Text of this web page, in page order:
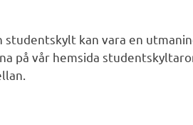
studentskylt kan vara en
på vår hemsida